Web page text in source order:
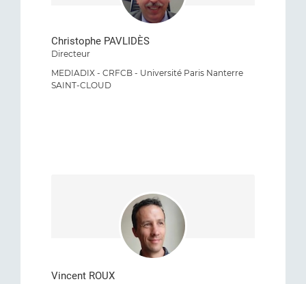
Christophe PAVLIDÈS
Directeur
MEDIADIX - CRFCB - Université Paris Nanterre
SAINT-CLOUD
Vincent ROUX